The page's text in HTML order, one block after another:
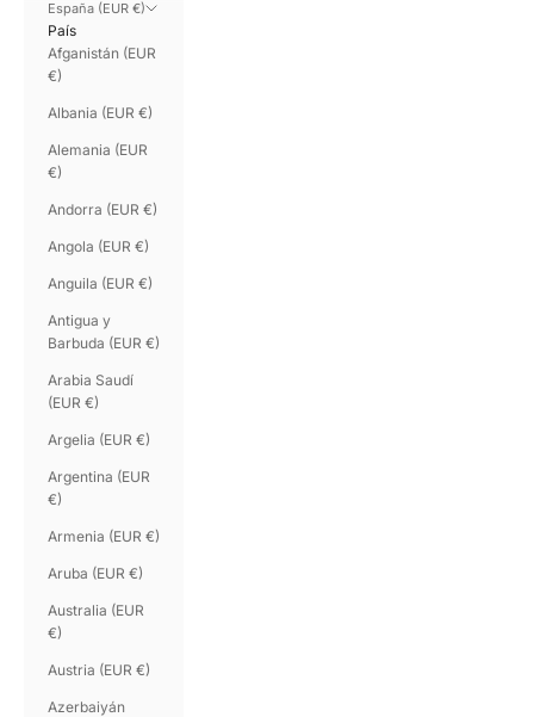
España (EUR €)
País
Afganistán (EUR
€)
Albania (EUR €)
Alemania (EUR
€)
Andorra (EUR €)
Angola (EUR €)
Anguila (EUR €)
Antigua y
Barbuda (EUR €)
Arabia Saudí
(EUR €)
Argelia (EUR €)
Argentina (EUR
€)
Armenia (EUR €)
Aruba (EUR €)
Australia (EUR
€)
Austria (EUR €)
Azerbaiyán